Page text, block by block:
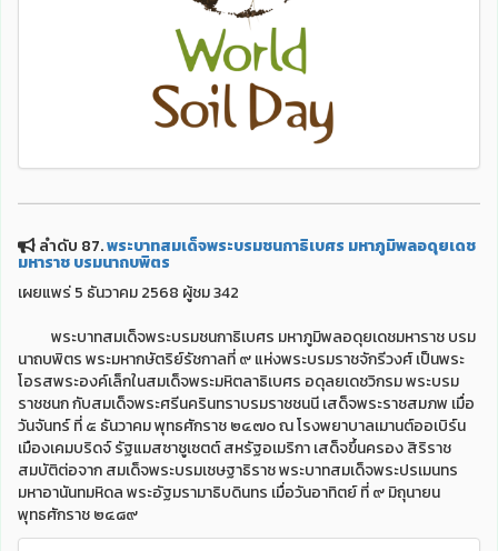
ลำดับ 87.พระบาทสมเด็จพระบรมชนกาธิเบศร มหาภูมิพลอดุยเดช
มหาราช บรมนาถบพิตร
เผยแพร่ 5 ธันวาคม 2568 ผู้ชม 342
พระบาทสมเด็จพระบรมชนกาธิเบศร มหาภูมิพลอดุยเดชมหาราช บรม
นาถบพิตร พระมหากษัตริย์รัชกาลที่ ๙ แห่งพระบรมราชจักรีวงศ์ เป็นพระ
โอรสพระองค์เล็กในสมเด็จพระมหิตลาธิเบศร อดุลยเดชวิกรม พระบรม
ราชชนก กับสมเด็จพระศรีนครินทราบรมราชชนนี เสด็จพระราชสมภพ เมื่อ
วันจันทร์ ที่ ๕ ธันวาคม พุทธศักราช ๒๔๗๐ ณ โรงพยาบาลเมานต์ออเบิร์น
เมืองเคมบริดจ์ รัฐแมสซาชูเซตต์ สหรัฐอเมริกา เสด็จขึ้นครอง สิริราช
สมบัติต่อจาก สมเด็จพระบรมเชษฐาธิราช พระบาทสมเด็จพระปรเมนทร
มหาอานันทมหิดล พระอัฐมรามาธิบดินทร เมื่อวันอาทิตย์ ที่ ๙ มิถุนายน
พุทธศักราช ๒๔๘๙